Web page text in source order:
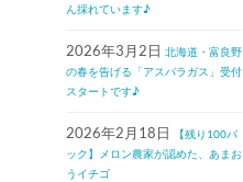
ん採れています♪
2026年3月2日 北海道・富良野
の春を告げる「アスパラガス」受付
スタートです♪
2026年2月18日
【残り100パ
ック】メロン農家が認めた、あまお
うイチゴ